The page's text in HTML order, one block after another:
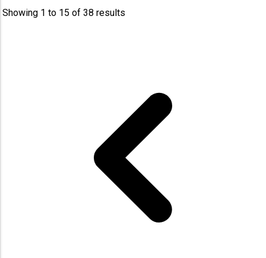
Showing 1 to 15 of38 results